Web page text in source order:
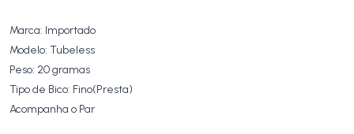
Marca: Importado
Modelo: Tubeless
Peso: 20 gramas
Tipo de Bico: Fino(Presta)
Acompanha o Par